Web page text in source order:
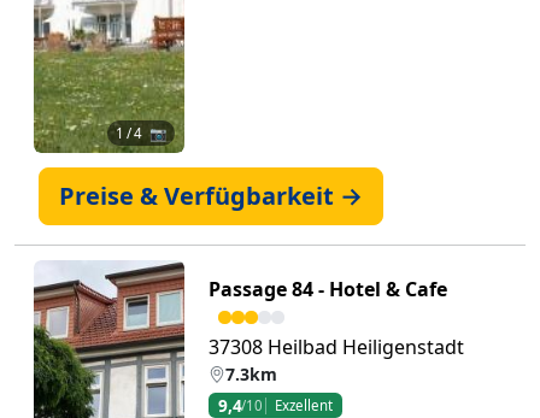
1 / 4 📷
Preise & Verfügbarkeit →
Passage 84 - Hotel & Cafe
37308 Heilbad Heiligenstadt
7.3km
9,4/10 Exzellent